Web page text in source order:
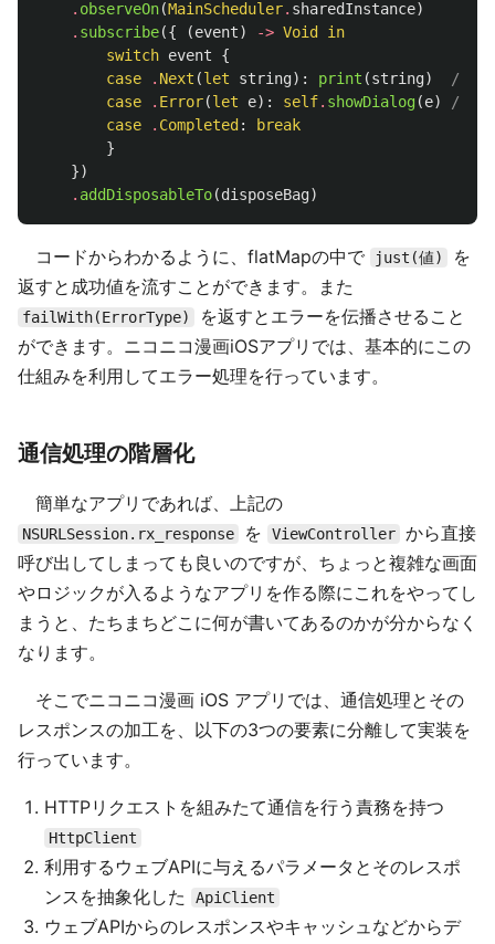
. observeOn(MainScheduler. sharedInstance)
. subscribe({ (event) -> Void
in
switch event
{
case
. Next (let string): print (string)
// 値
case
. Error(let e): self. showDialog(e)
// エ
case
. Completed :
break
}
})
. addDisposableTo(disposeBag)
コードからわかるように、flatMapの中で just(値)
を
返すと成功値を流すことができます。また
failWith(ErrorType)
を返すとエラーを伝播させること
ができます。ニコニコ漫画iOSアプリでは、基本的にこの
仕組みを利用してエラー処理を行っています。
通信処理の階層化
簡単なアプリであれば、上記の
NSURLSession.rx_response を ViewController から直接
呼び出してしまっても良いのですが、ちょっと複雑な画面
やロジックが入るようなアプリを作る際にこれをやってし
まうと、たちまちどこに何が書いてあるのかが分からなく
なります。
そこでニコニコ漫画 iOS アプリでは、通信処理とその
レスポンスの加工を、以下の3つの要素に分離して実装を
行っています。
HTTPリクエストを組みたて通信を行う責務を持つ
HttpClient
利用するウェブAPIに与えるパラメータとそのレスポ
ンスを抽象化した
ApiClient
ウェブAPIからのレスポンスやキャッシュなどからデ